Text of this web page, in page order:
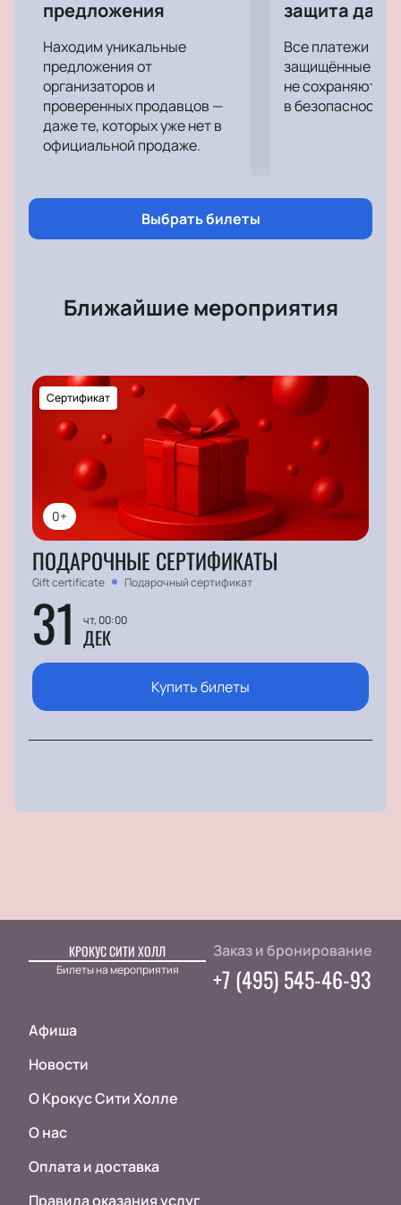
Славы Комиссаренко и других комиков развеселят
самого серьезного зрителя. Насладитесь выступлениями
любимых стендаперов и атмосферой вечера!
предложения
Находим уникальные
предложения от
организаторов и
проверенных продавцов —
даже те, которых уже нет в
официальной продаже.
защита
Все платежи
защищённые
не сохраняются
в безопасности.
Выбрать билеты
Ближайшие мероприятия
0+
Сертификат
ПОДАРОЧНЫЕ СЕРТИФИКАТЫ
Gift certificate Подарочный сертификат
31 чт, 00:00
ДЕК
Купить билеты
КРОКУС СИТИ ХОЛЛ
Билеты на мероприятия
Афиша
Новости
О Крокус Сити Холле
О нас
Оплата и доставка
Правила оказания услуг
Заказ и бронирование
+7 (495) 545-46-93